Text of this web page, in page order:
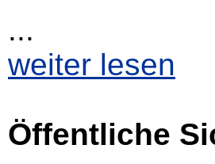
...
weiter lesen
Öffentliche